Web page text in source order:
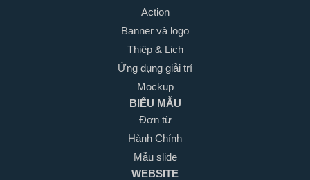
Action
Banner và logo
Thiệp & Lịch
Ứng dụng giải trí
Mockup
BIỂU MẪU
Đơn từ
Hành Chính
Mẫu slide
WEBSITE